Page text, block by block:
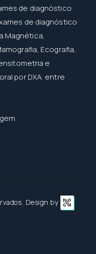
de diagnóstico
de diagnóstico
Magnética,
Ecografia,
e
por DXA, entre
Design by